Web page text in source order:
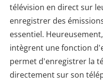
télévision en direct sur
enregistrer des
essentiel.
intègrent une fonction
permet d'enregistrer la
directement sur son